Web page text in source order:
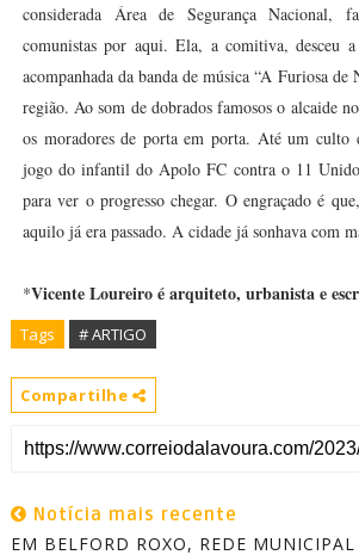
considerada Área de Segurança Nacional,
comunistas por aqui. Ela, a comitiva, desceu
acompanhada da banda de música “A Furiosa
região. Ao som de dobrados famosos o alcaide
os moradores de porta em porta. Até um culto
jogo do infantil do Apolo FC contra o 11
para ver o progresso chegar. O engraçado é
aquilo já era passado. A cidade já sonhava com
*Vicente Loureiro é arquiteto, urbanista e
Tags # ARTIGO
Compartilhe
Notícia mais recente
EM BELFORD ROXO, REDE